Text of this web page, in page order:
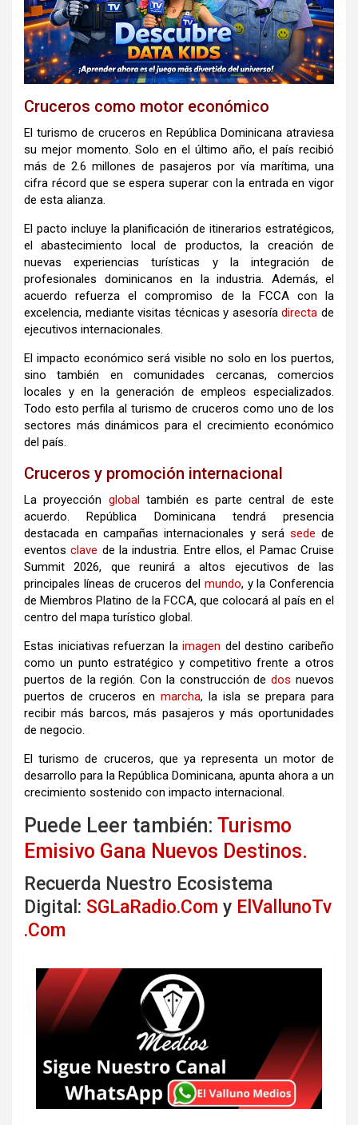
Cruceros como motor económico
El turismo de cruceros en República Dominicana atraviesa
su mejor momento. Solo en el último año, el país recibió
más de 2.6 millones de pasajeros por vía marítima, una
cifra récord que se espera superar con la entrada en vigor
de esta alianza.
El pacto incluye la planificación de itinerarios estratégicos,
el abastecimiento local de productos, la creación de
nuevas experiencias turísticas y la integración de
profesionales dominicanos en la industria. Además, el
acuerdo refuerza el compromiso de la FCCA con la
excelencia, mediante visitas técnicas y asesoríadirecta de
ejecutivos internacionales.
El impacto económico será visible no solo en los puertos,
sino también en comunidades cercanas, comercios
locales y en la generación de empleos especializados.
Todo esto perfila al turismo de cruceros como uno de los
sectores más dinámicos para el crecimiento económico
del país.
Cruceros y promoción internacional
La proyección global
también es parte central de este
acuerdo. República Dominicana tendrá presencia
destacada en campañas internacionales y será sede de
eventosclave de la industria. Entre ellos, el Pamac Cruise
Summit 2026, que reunirá a altos ejecutivos de las
principales líneas de cruceros del mundo, y la Conferencia
de Miembros Platino de la FCCA, que colocará al país en el
centro del mapa turístico global.
Estas iniciativas refuerzan laimagen del destino caribeño
como un punto estratégico y competitivo frente a otros
puertos de la región. Con la construcción dedos nuevos
puertos de cruceros en marcha, la isla se prepara para
recibir más barcos, más pasajeros y más oportunidades
de negocio.
El turismo de cruceros, que ya representa un motor de
desarrollo para la República Dominicana, apunta ahora a un
crecimiento sostenido con impacto internacional.
Puede Leer también: Turismo
Emisivo Gana Nuevos Destinos.
Recuerda Nuestro Ecosistema
Digital: SGLaRadio.Com y ElVallunoTv
.Com